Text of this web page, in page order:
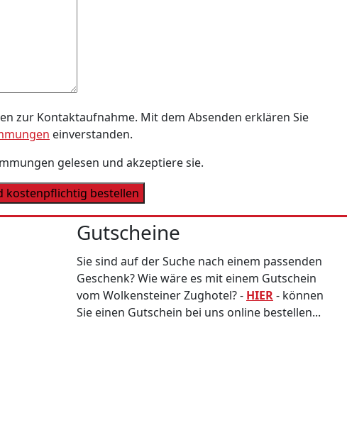
zur Kontaktaufnahme. Mit dem Absenden erklären Sie
einverstanden.
gelesen und akzeptiere sie.
Gutscheine
Sie sind auf der Suche nach einem passenden
Geschenk? Wie wäre es mit einem Gutschein
vom Wolkensteiner Zughotel? - HIER- können
Sie einen Gutschein bei uns online bestellen...